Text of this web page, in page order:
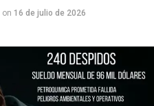
on 16 de julio de 2026